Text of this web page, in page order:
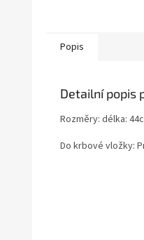
Popis
Detailní popis
Rozměry: délka:
Do krbové vložky: